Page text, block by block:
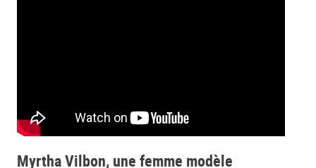
Myrtha Vilbon, une femme modèle